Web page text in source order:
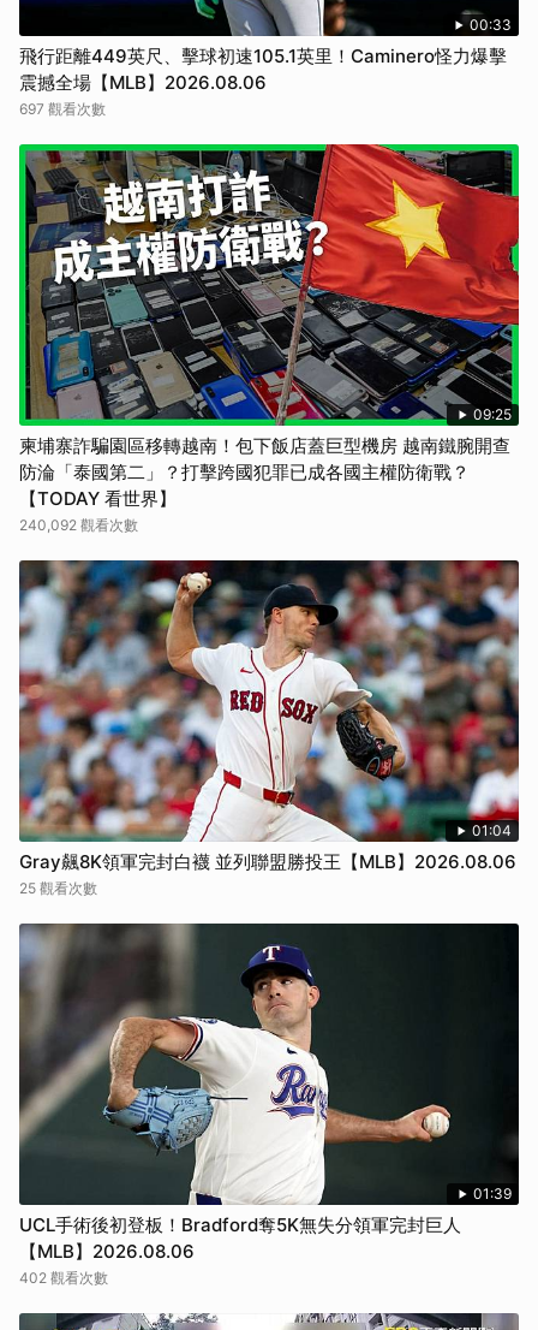
00:33
飛行距離449英尺、擊球初速105.1英里！Caminero怪力爆擊
震撼全場【MLB】2026.08.06
697 觀看次數
09:25
柬埔寨詐騙園區移轉越南！包下飯店蓋巨型機房 越南鐵腕開查
防淪「泰國第二」？打擊跨國犯罪已成各國主權防衛戰？
【TODAY 看世界】
240,092 觀看次數
01:04
Gray飆8K領軍完封白襪 並列聯盟勝投王【MLB】2026.08.06
25 觀看次數
01:39
UCL手術後初登板！Bradford奪5K無失分領軍完封巨人
【MLB】2026.08.06
402 觀看次數